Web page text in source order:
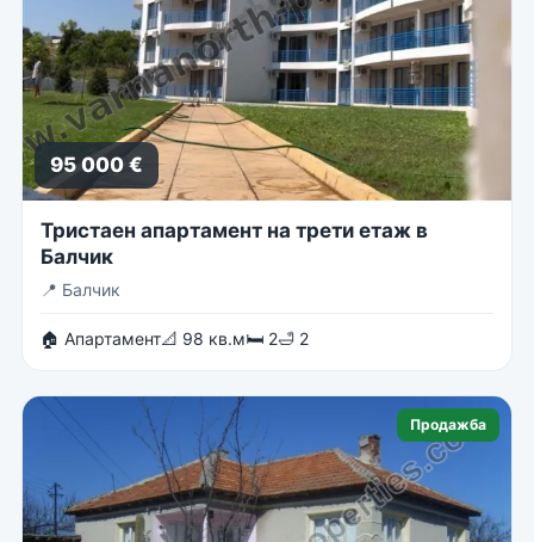
95 000 €
Тристаен апартамент на трети етаж в
Балчик
📍 Балчик
🏠 Апартамент📐 98 кв.м🛏 2🛁 2
Продажба